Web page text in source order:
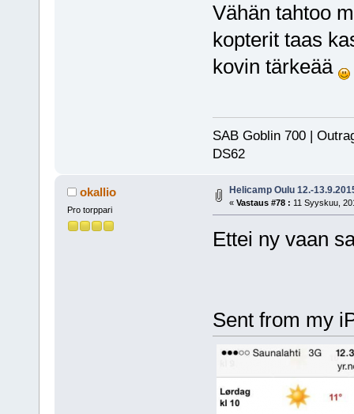
Vähän tahtoo
kopterit taas
kovin tärkeää
SAB Goblin 700 |
DS62
okallio
Pro torppari
Helicamp Oulu 12.-
« Vastaus #78 : 11 Syyskuu,
Ettei ny vaan
Sent from my